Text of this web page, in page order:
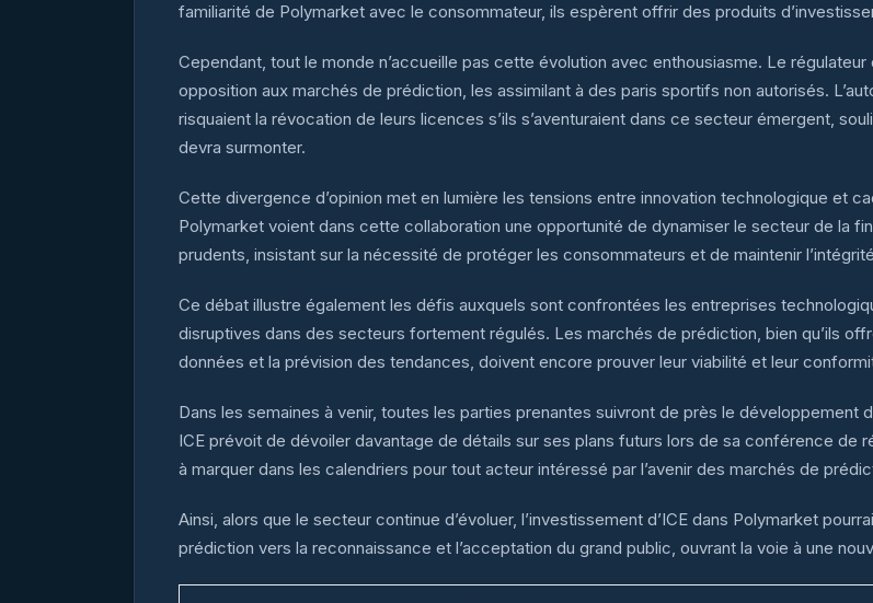
familiarité de Polymarket avec le consommateur, ils espèrent offrir des produits
Cependant, tout le monde n’accueille pas cette évolution avec enthousiasme. Le
opposition aux marchés de prédiction, les assimilant à des paris sportifs non autorisés.
risquaient la révocation de leurs licences s’ils s’aventuraient dans ce secteur émergent,
devra surmonter.
Cette divergence d’opinion met en lumière les tensions entre innovation technologique et
Polymarket voient dans cette collaboration une opportunité de dynamiser le secteur de la
prudents, insistant sur la nécessité de protéger les consommateurs et de maintenir
Ce débat illustre également les défis auxquels sont confrontées les entreprises
disruptives dans des secteurs fortement régulés. Les marchés de prédiction, bien qu’ils
données et la prévision des tendances, doivent encore prouver leur viabilité et leur
Dans les semaines à venir, toutes les parties prenantes suivront de près le
ICE prévoit de dévoiler davantage de détails sur ses plans futurs lors de sa conférence de
à marquer dans les calendriers pour tout acteur intéressé par l’avenir des marchés de
Ainsi, alors que le secteur continue d’évoluer, l’investissement d’ICE dans Polymarket
prédiction vers la reconnaissance et l’acceptation du grand public, ouvrant la voie à une